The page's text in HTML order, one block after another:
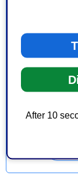
After 10
1：役に立
このページの
3：見つけ